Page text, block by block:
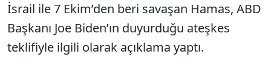
İsrail ile 7 Ekim’den beri savaşan Hamas, ABD
Başkanı Joe Biden’ın duyurduğu ateşkes
teklifiyle ilgili olarak açıklama yaptı.